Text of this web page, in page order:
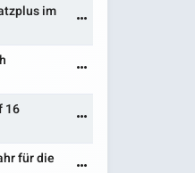
im
16
für die